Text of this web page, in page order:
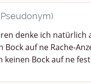
denke ich
Bock auf ne Rache-
keinen Bock auf ne